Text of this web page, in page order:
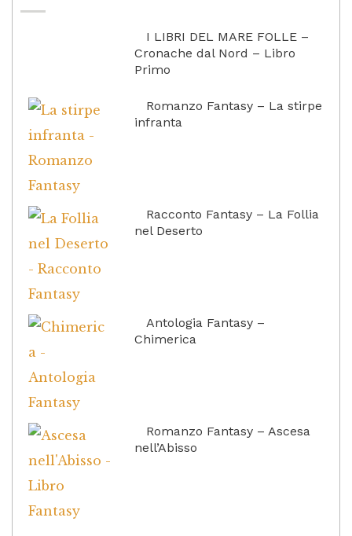
I LIBRI DEL MARE FOLLE –
Cronache dal Nord – Libro
Primo
Romanzo Fantasy – La stirpe
infranta
Racconto Fantasy – La Follia
nel Deserto
Antologia Fantasy –
Chimerica
Romanzo Fantasy – Ascesa
nell’Abisso